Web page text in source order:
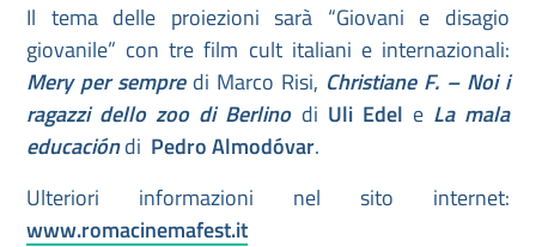
Il tema delle proiezioni sarà “Giovani e disagio
giovanile” con tre film cult italiani e internazionali:
Mery per sempredi Marco Risi, Christiane F. – Noi i
ragazzi dello zoo di Berlinodi Uli Edel e La mala
educacióndi Pedro Almodóvar.
Ulteriori informazioni nel sito internet:
www.romacinemafest.it